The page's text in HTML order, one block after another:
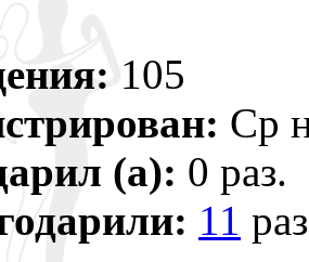
105
Ср
(а): 0 раз.
11